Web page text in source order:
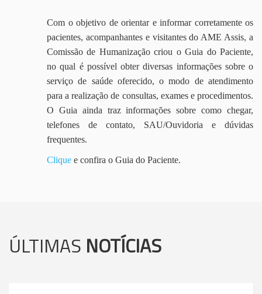
Com o objetivo de orientar e informar corretamente os
pacientes, acompanhantes e visitantes do AME Assis, a
Comissão de Humanização criou o Guia do Paciente,
no qual é possível obter diversas informações sobre o
serviço de saúde oferecido, o modo de atendimento
para a realização de consultas, exames e procedimentos.
O Guia ainda traz informações sobre como chegar,
telefones de contato, SAU/Ouvidoria e dúvidas
frequentes.
Clique e confira o Guia do Paciente.
ÚLTIMAS NOTÍCIAS